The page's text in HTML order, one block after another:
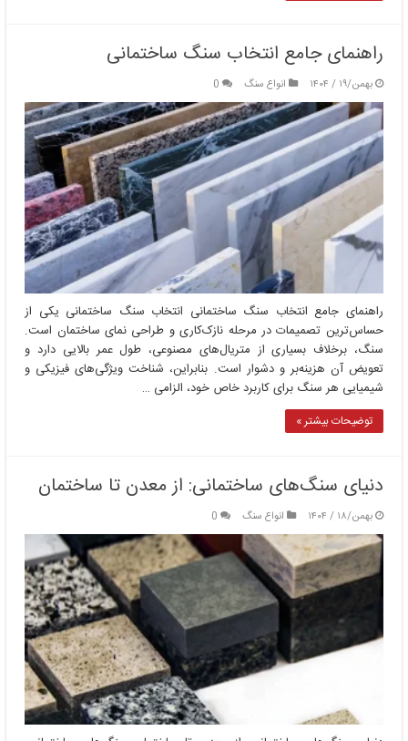
راهنمای جامع انتخاب سنگ ساختمانی
بهمن/۱۹ / ۱۴۰۴ انواع سنگ 0
راهنمای جامع انتخاب سنگ ساختمانی انتخاب سنگ ساختمانی یکی از
حساس‌ترین تصمیمات در مرحله نازک‌کاری و طراحی نمای ساختمان است.
سنگ، برخلاف بسیاری از متریال‌های مصنوعی، طول عمر بالایی دارد و
تعویض آن هزینه‌بر و دشوار است. بنابراین، شناخت ویژگی‌های فیزیکی و
شیمیایی هر سنگ برای کاربرد خاص خود، الزامی …
توضیحات بیشتر »
دنیای سنگ‌های ساختمانی: از معدن تا ساختمان
بهمن/۱۸ / ۱۴۰۴ انواع سنگ 0